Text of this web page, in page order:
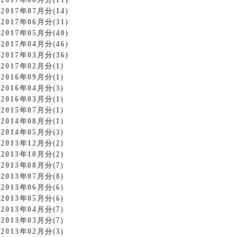
2017年07月分(14)
2017年06月分(31)
2017年05月分(40)
2017年04月分(46)
2017年03月分(36)
2017年02月分(1)
2016年09月分(1)
2016年04月分(3)
2016年03月分(1)
2015年07月分(1)
2014年08月分(1)
2014年05月分(3)
2013年12月分(2)
2013年10月分(2)
2013年08月分(7)
2013年07月分(8)
2013年06月分(6)
2013年05月分(6)
2013年04月分(7)
2013年03月分(7)
2013年02月分(3)